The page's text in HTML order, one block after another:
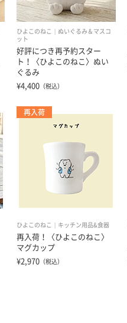
ひよこのねこ
ぬいぐるみ＆マスコ
ット
好評につき再予約スター
ト！〈ひよこのねこ〉ぬい
ぐるみ
¥4,400 （税込）
再入荷
ひよこのねこ キッチン用品&食器
再入荷！〈ひよこのねこ〉
マグカップ
¥2,970 （税込）